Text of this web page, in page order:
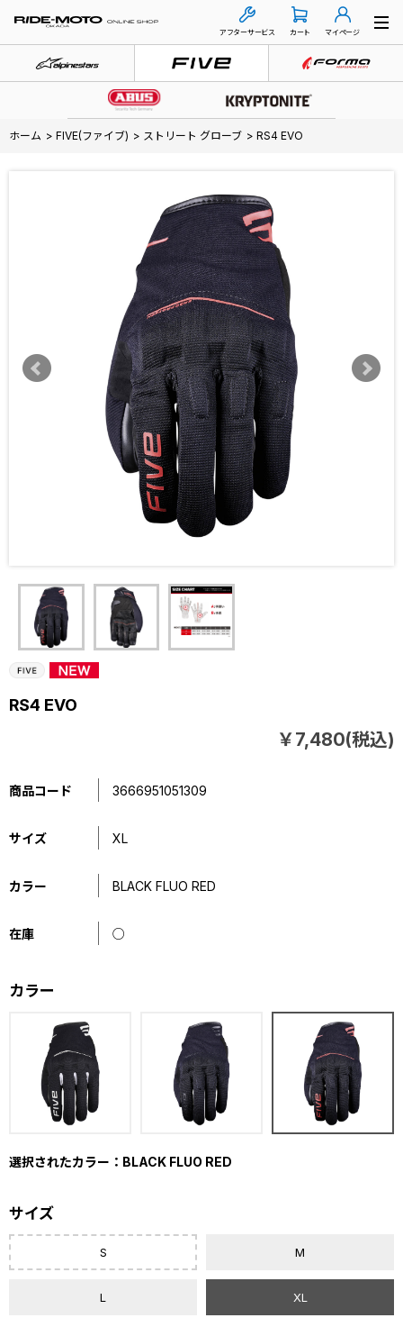
アフターサービス カート マイページ
ホーム > FIVE(ファイブ) > ストリート グローブ > RS4 EVO
RS4 EVO
￥7,480(税込)
商品コード 3666951051309
サイズ XL
カラー BLACK FLUO RED
在庫 ○
カラー
選択されたカラー：BLACK FLUO RED
サイズ
S M
L XL